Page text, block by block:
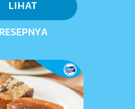
LIHAT
RESEPNYA